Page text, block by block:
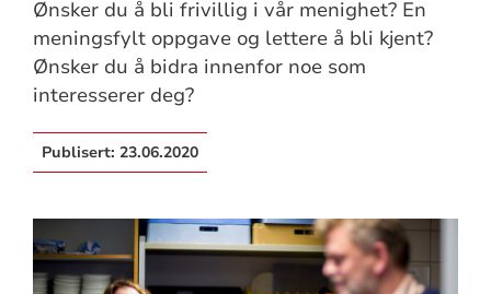
Ønsker du å bli frivillig i vår menighet? En
meningsfylt oppgave og lettere å bli kjent?
Ønsker du å bidra innenfor noe som
interesserer deg?
Publisert: 23.06.2020